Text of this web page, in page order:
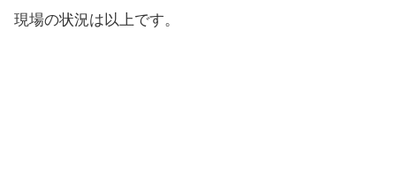
現場の状況は以上です。